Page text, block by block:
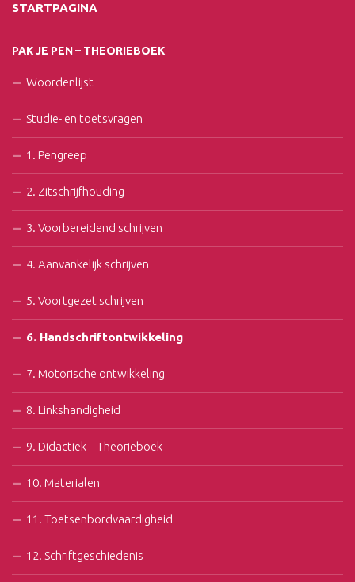
STARTPAGINA
PAK JE PEN – THEORIEBOEK
Woordenlijst
Studie- en toetsvragen
1. Pengreep
2. Zitschrijfhouding
3. Voorbereidend schrijven
4. Aanvankelijk schrijven
5. Voortgezet schrijven
6. Handschriftontwikkeling
7. Motorische ontwikkeling
8. Linkshandigheid
9. Didactiek – Theorieboek
10. Materialen
11. Toetsenbordvaardigheid
12. Schriftgeschiedenis